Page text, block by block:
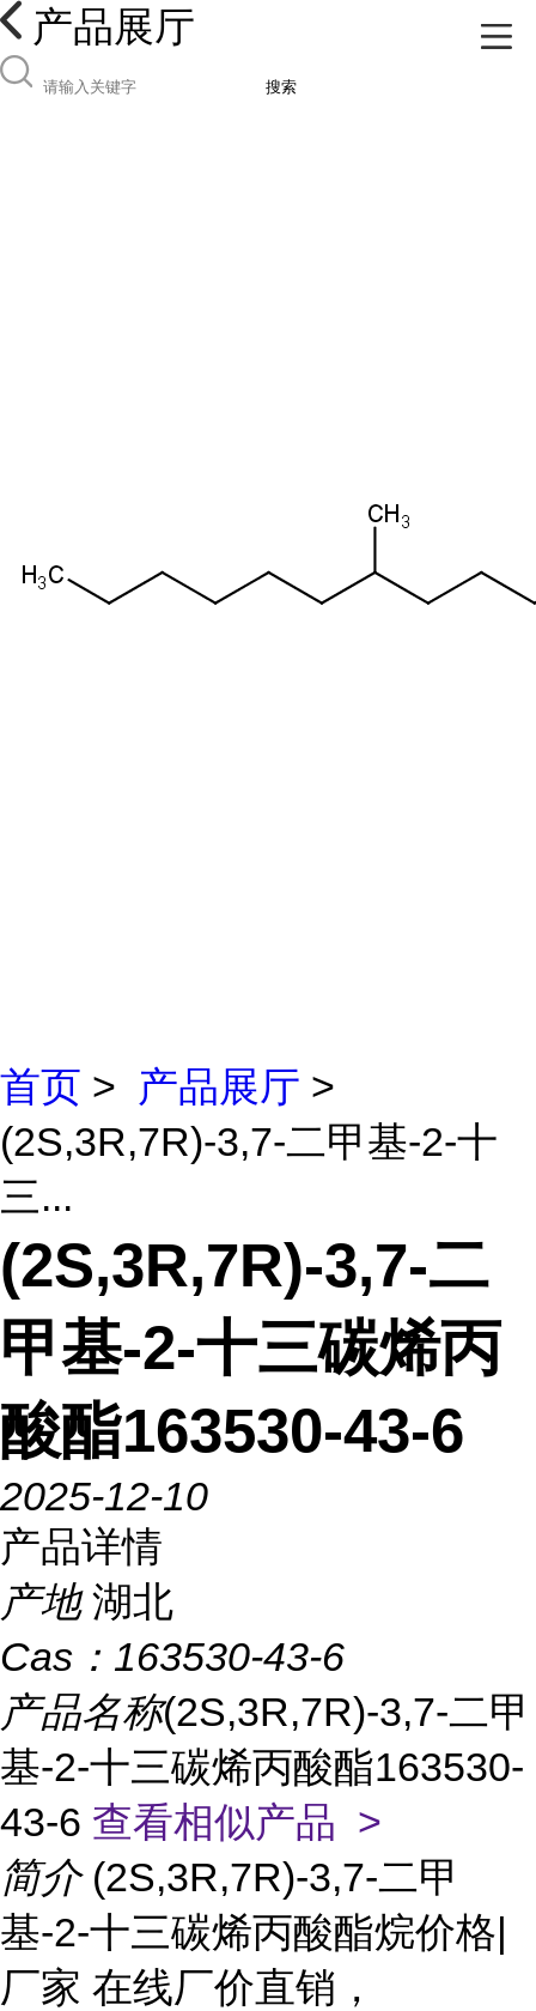
产品展厅
搜索
首页 > 产品展厅 >
(2S,3R,7R)-3,7-二甲基-2-十
三...
(2S,3R,7R)-3,7-二
甲基-2-十三碳烯丙
酸酯163530-43-6
2025-12-10
产品详情
产地 湖北
Cas： 163530-43-6
产品名称(2S,3R,7R)-3,7-二甲
基-2-十三碳烯丙酸酯163530-
43-6 查看相似产品 >
简介 (2S,3R,7R)-3,7-二甲
基-2-十三碳烯丙酸酯烷价格|
厂家 在线厂价直销，